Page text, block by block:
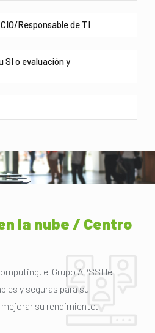
Responsable de TI
SI o evaluación y
la nube / Centro
el Grupo APSSI le
y seguras para su
su rendimiento.